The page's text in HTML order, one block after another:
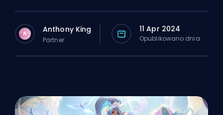
A Anthony King
Partner
11 Apr 2024
Opublikowano dnia